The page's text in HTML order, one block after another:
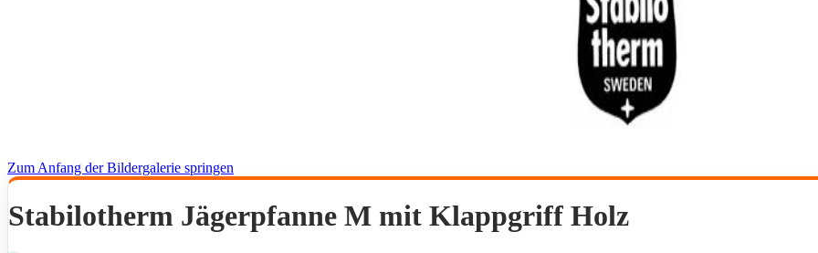
Zum Anfang der Bildergalerie springen
Stabilotherm Jägerpfanne M mit Klappgriff Holz